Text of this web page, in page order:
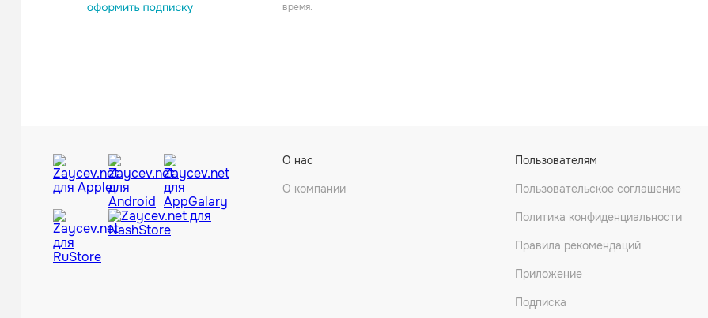
время.
О нас
О компании
Пользователям
Пользовательское соглашение
Политика конфиденциальности
Правила рекомендаций
Приложение
Подписка